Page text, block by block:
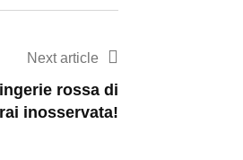
Next article
rossa di
inosservata!